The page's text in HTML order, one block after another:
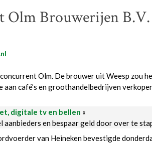
Olm Brouwerijen
Olm. De brouwer uit Weesp zou
café’s en groothandelbedrijven
digitale tv en bellen «
aanbieders en bespaar geld door over te
van Heineken bevestigde